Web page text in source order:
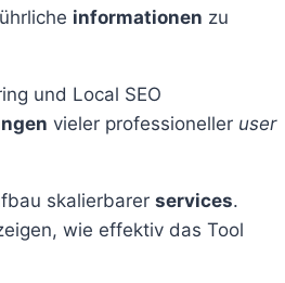
informationen zu
und Local SEO
vieler professioneller user
skalierbarer services.
wie effektiv das Tool